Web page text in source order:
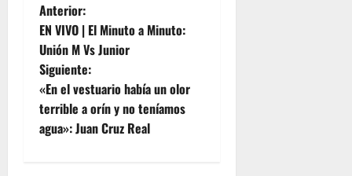
Anterior:
EN VIVO | El Minuto a Minuto:
Unión M Vs Junior
Siguiente:
«En el vestuario había un olor
terrible a orín y no teníamos
agua»: Juan Cruz Real